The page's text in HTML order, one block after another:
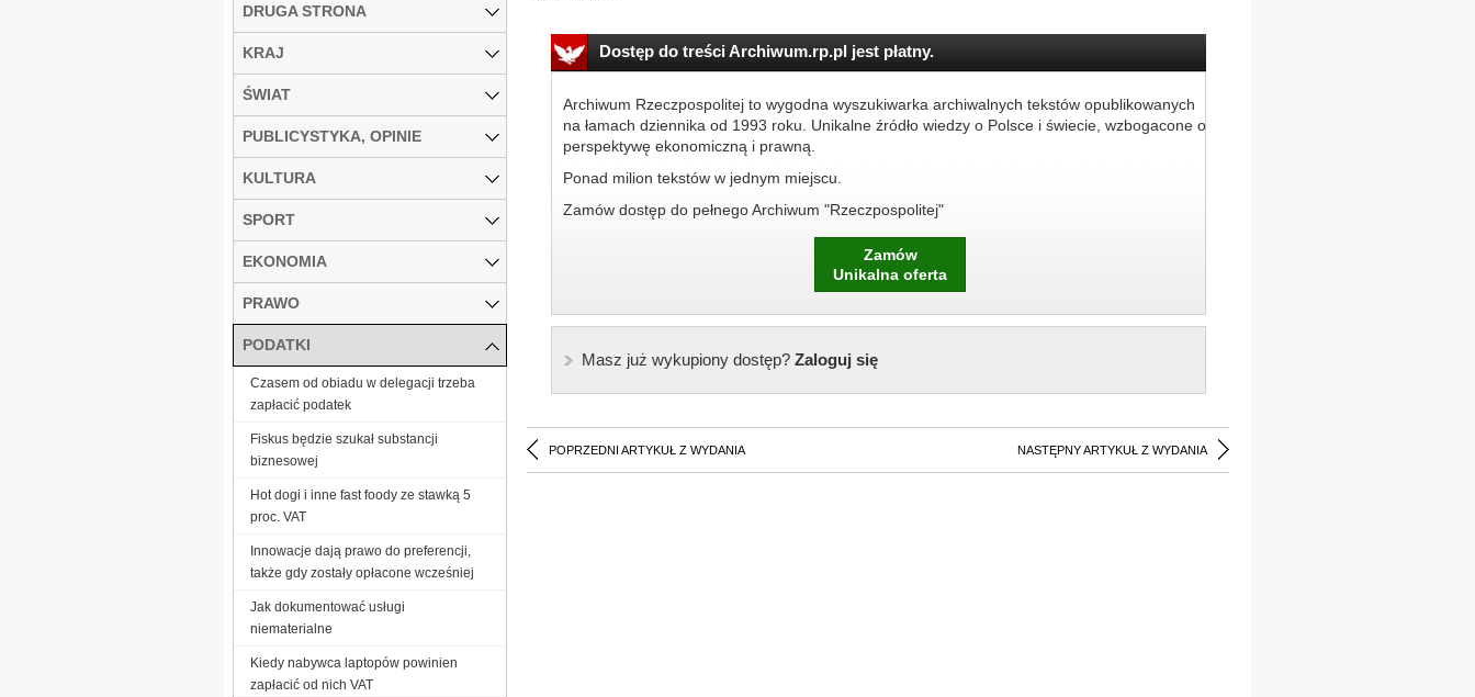
Dostęp do treści Archiwum.rp.pl jest płatny.
Archiwum Rzeczpospolitej to wygodna wyszukiwarka archiwalnych tekstów opublikowanych
na łamach dziennika od 1993 roku. Unikalne źródło wiedzy o Polsce i świecie, wzbogacone o
perspektywę ekonomiczną i prawną.
Ponad milion tekstów w jednym miejscu.
Zamów dostęp do pełnego Archiwum "Rzeczpospolitej"
Zamów
Unikalna oferta
Masz już wykupiony dostęp?Zaloguj się
POPRZEDNI ARTYKUŁ Z WYDANIA NASTĘPNY ARTYKUŁ Z WYDANIA
DRUGA STRONA
KRAJ
ŚWIAT
PUBLICYSTYKA, OPINIE
KULTURA
SPORT
EKONOMIA
PRAWO
PODATKI
Czasem od obiadu w delegacji trzeba
zapłacić podatek
Fiskus będzie szukał substancji
biznesowej
Hot dogi i inne fast foody ze stawką 5
proc. VAT
Innowacje dają prawo do preferencji,
także gdy zostały opłacone wcześniej
Jak dokumentować usługi
niematerialne
Kiedy nabywca laptopów powinien
zapłacić od nich VAT